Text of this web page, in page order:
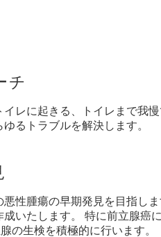
チ
レに起きる、トイレまで我
るトラブルを解決します。
性腫瘍の早期発見を目指し
いたします。 特に前立腺癌
の生検を積極的に行います。